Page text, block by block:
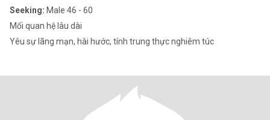
Seeking: Male 46 - 60
Mối quan hệ lâu dài
Yêu sự lãng mạn, hài hước, tính trung thực nghiêm túc